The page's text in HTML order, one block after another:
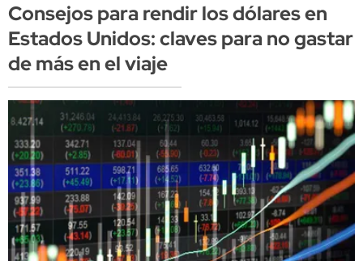
Consejos para rendir los dólares en
Estados Unidos: claves para no gastar
de más en el viaje